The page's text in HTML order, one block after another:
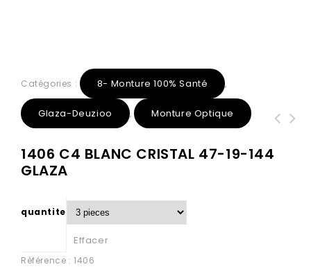
Catégories : 8- Monture 100% Santé ,
Glaza-Deuzioo , Monture Optique
1406 C4 BLANC CRISTAL 47-19-144
GLAZA
quantite
Effacer
Référence : 1406